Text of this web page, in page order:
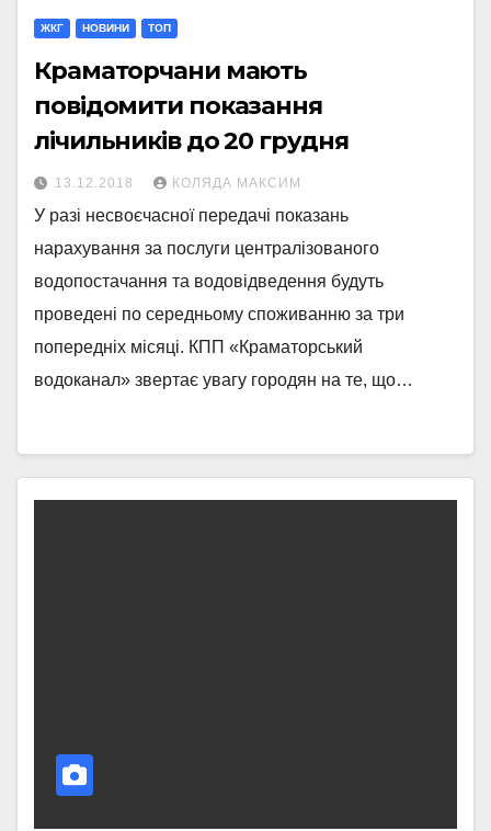
ЖКГ НОВИНИ ТОП
Краматорчани мають
повідомити показання
лічильників до 20 грудня
13.12.2018 КОЛЯДА МАКСИМ
У разі несвоєчасної передачі показань
нарахування за послуги централізованого
водопостачання та водовідведення будуть
проведені по середньому споживанню за три
попередніх місяці. КПП «Краматорський
водоканал» звертає увагу городян на те, що…